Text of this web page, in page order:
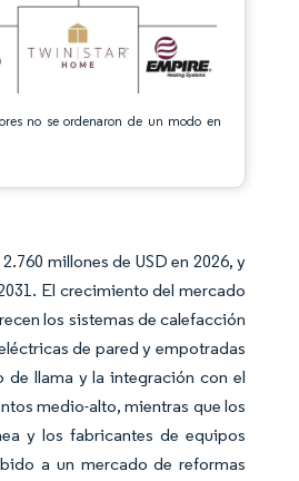
no se ordenaron de un modo en
millones de USD en 2026, y
El crecimiento del mercado
los sistemas de calefacción
de pared y empotradas
llama y la integración con el
medio-alto, mientras que los
y los fabricantes de equipos
a un mercado de reformas